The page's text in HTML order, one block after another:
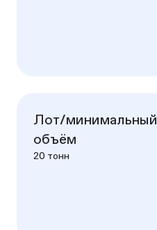
Лот/минимальный
объём
20 тонн